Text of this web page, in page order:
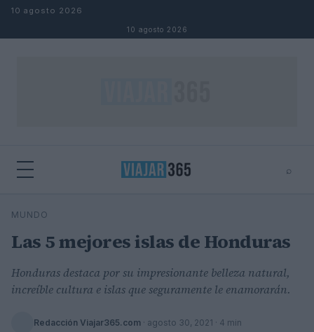
Saltar al contenido
10 agosto 2026
10 agosto 2026
⌕
Buscar
MUNDO
Las 5 mejores islas de Honduras
Honduras destaca por su impresionante belleza natural,
increíble cultura e islas que seguramente le enamorarán.
Redacción Viajar365.com · agosto 30, 2021 · 4 min